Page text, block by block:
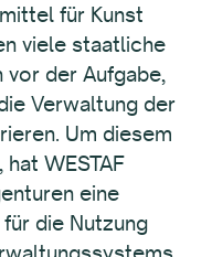
für Kunst
viele staatliche
vor der Aufgabe,
Verwaltung der
Um diesem
WESTAF
eine
die Nutzung